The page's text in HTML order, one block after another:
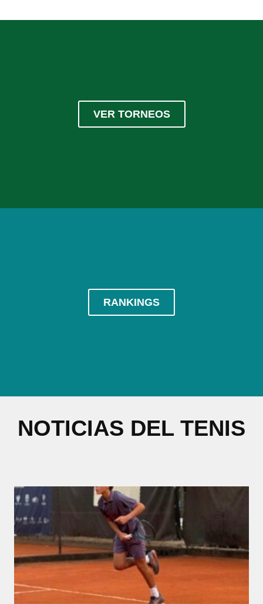
VER TORNEOS
RANKINGS
NOTICIAS DEL TENIS